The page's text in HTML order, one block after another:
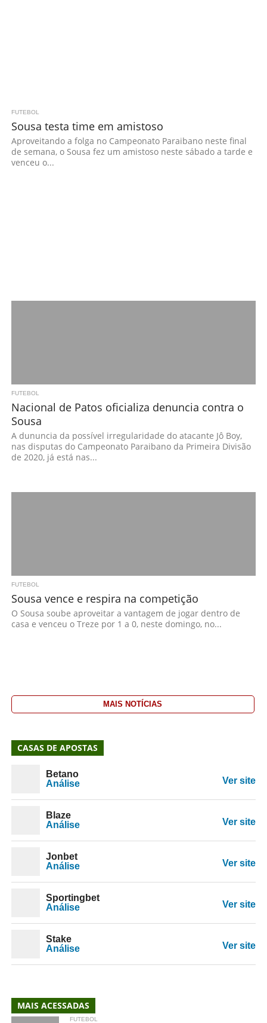
FUTEBOL
Sousa testa time em amistoso
Aproveitando a folga no Campeonato Paraibano neste final
de semana, o Sousa fez um amistoso neste sábado a tarde e
venceu o...
FUTEBOL
Nacional de Patos oficializa denuncia contra o
Sousa
A dununcia da possível irregularidade do atacante Jô Boy,
nas disputas do Campeonato Paraibano da Primeira Divisão
de 2020, já está nas...
FUTEBOL
Sousa vence e respira na competição
O Sousa soube aproveitar a vantagem de jogar dentro de
casa e venceu o Treze por 1 a 0, neste domingo, no...
MAIS NOTÍCIAS
CASAS DE APOSTAS
Betano
Análise
Ver site
Blaze
Análise
Ver site
Jonbet
Análise
Ver site
Sportingbet
Análise
Ver site
Stake
Análise
Ver site
MAIS ACESSADAS
FUTEBOL